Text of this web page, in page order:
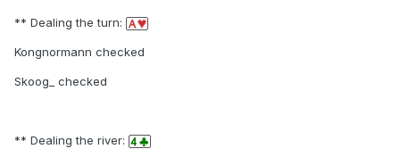
** Dealing the turn:
Kongnormann checked
Skoog_ checked
** Dealing the river: